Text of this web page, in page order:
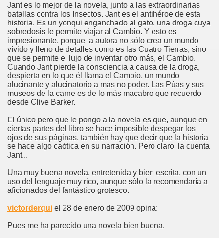
Jant es lo mejor de la novela, junto a las extraordinarias
batallas contra los Insectos. Jant es el antihéroe de esta
historia. Es un yonqui enganchado al gato, una droga cuya
sobredosis le permite viajar al Cambio. Y esto es
impresionante, porque la autora no sólo crea un mundo
vívido y lleno de detalles como es las Cuatro Tierras, sino
que se permite el lujo de inventar otro más, el Cambio.
Cuando Jant pierde la consciencia a causa de la droga,
despierta en lo que él llama el Cambio, un mundo
alucinante y alucinatorio a más no poder. Las Púas y sus
museos de la carne es de lo más macabro que recuerdo
desde Clive Barker.
El único pero que le pongo a la novela es que, aunque en
ciertas partes del libro se hace imposible despegar los
ojos de sus páginas, también hay que decir que la historia
se hace algo caótica en su narración. Pero claro, la cuenta
Jant...
Una muy buena novela, entretenida y bien escrita, con un
uso del lenguaje muy rico, aunque sólo la recomendaría a
aficionados del fantástico grotesco.
victorderqui el 28 de enero de 2009 opina:
Pues me ha parecido una novela bien buena.